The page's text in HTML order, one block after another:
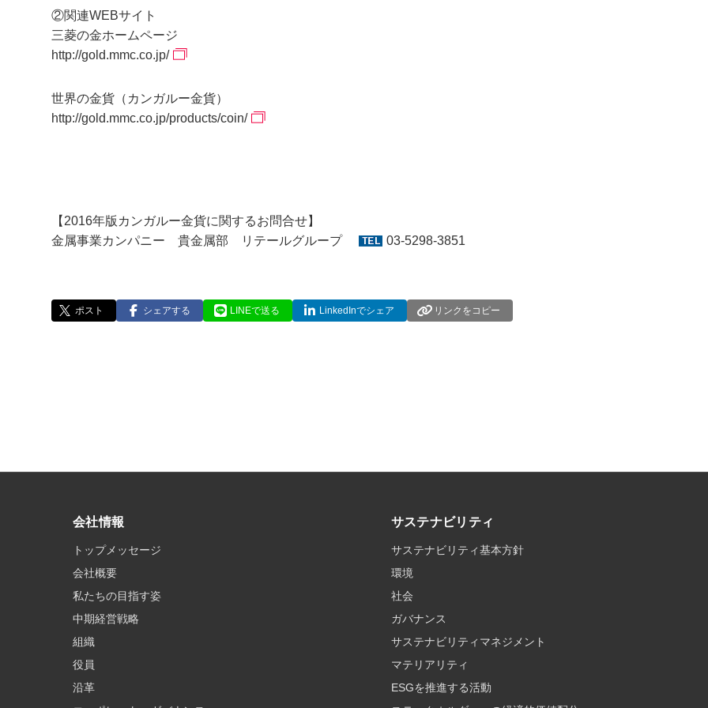
②関連WEBサイト
三菱の金ホームページ
http://gold.mmc.co.jp/
世界の金貨（カンガルー金貨）
http://gold.mmc.co.jp/products/coin/
【2016年版カンガルー金貨に関するお問合せ】
金属事業カンパニー 貴金属部 リテールグループ
03-5298-3851
ポスト シェアする LINEで送る LinkedInでシェア リンクをコピー
会社情報
トップメッセージ
会社概要
私たちの目指す姿
中期経営戦略
組織
役員
沿革
サステナビリティ
サステナビリティ基本方針
環境
社会
ガバナンス
サステナビリティマネジメント
マテリアリティ
ESGを推進する活動